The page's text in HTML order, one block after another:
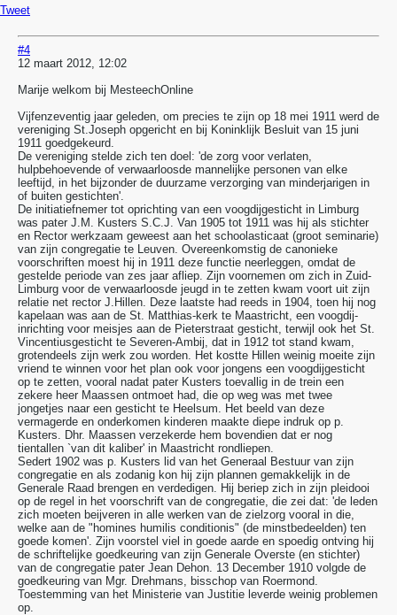
Tweet
#4
12 maart 2012, 12:02
Marije welkom bij MesteechOnline
Vijfenzeventig jaar geleden, om precies te zijn op 18 mei 1911 werd de
vereniging St.Joseph opgericht en bij Koninklijk Besluit van 15 juni
1911 goedgekeurd.
De vereniging stelde zich ten doel: 'de zorg voor verlaten,
hulpbehoevende of verwaarloosde mannelijke personen van elke
leeftijd, in het bijzonder de duurzame verzorging van minderjarigen in
of buiten gestichten'.
De initiatiefnemer tot oprichting van een voogdijgesticht in Limburg
was pater J.M. Kusters S.C.J. Van 1905 tot 1911 was hij als stichter
en Rector werkzaam geweest aan het schoolasticaat (groot seminarie)
van zijn congregatie te Leuven. Overeenkomstig de canonieke
voorschriften moest hij in 1911 deze functie neerleggen, omdat de
gestelde periode van zes jaar afliep. Zijn voornemen om zich in Zuid-
Limburg voor de verwaarloosde jeugd in te zetten kwam voort uit zijn
relatie net rector J.Hillen. Deze laatste had reeds in 1904, toen hij nog
kapelaan was aan de St. Matthias-kerk te Maastricht, een voogdij-
inrichting voor meisjes aan de Pieterstraat gesticht, terwijl ook het St.
Vincentiusgesticht te Severen-Ambij, dat in 1912 tot stand kwam,
grotendeels zijn werk zou worden. Het kostte Hillen weinig moeite zijn
vriend te winnen voor het plan ook voor jongens een voogdijgesticht
op te zetten, vooral nadat pater Kusters toevallig in de trein een
zekere heer Maassen ontmoet had, die op weg was met twee
jongetjes naar een gesticht te Heelsum. Het beeld van deze
vermagerde en onderkomen kinderen maakte diepe indruk op p.
Kusters. Dhr. Maassen verzekerde hem bovendien dat er nog
tientallen `van dit kaliber' in Maastricht rondliepen.
Sedert 1902 was p. Kusters lid van het Generaal Bestuur van zijn
congregatie en als zodanig kon hij zijn plannen gemakkelijk in de
Generale Raad brengen en verdedigen. Hij beriep zich in zijn pleidooi
op de regel in het voorschrift van de congregatie, die zei dat: 'de leden
zich moeten beijveren in alle werken van de zielzorg vooral in die,
welke aan de "homines humilis conditionis" (de minstbedeelden) ten
goede komen'. Zijn voorstel viel in goede aarde en spoedig ontving hij
de schriftelijke goedkeuring van zijn Generale Overste (en stichter)
van de congregatie pater Jean Dehon. 13 December 1910 volgde de
goedkeuring van Mgr. Drehmans, bisschop van Roermond.
Toestemming van het Ministerie van Justitie leverde weinig problemen
op.